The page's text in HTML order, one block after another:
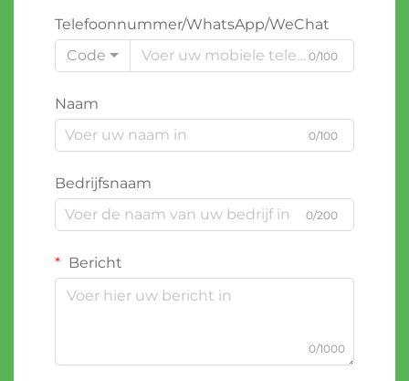
Telefoonnummer/WhatsApp/WeChat
Code
0/100
Naam
0/100
Bedrijfsnaam
0/200
Bericht
0/1000